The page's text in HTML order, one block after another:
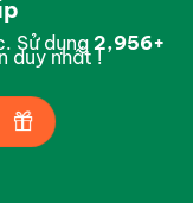
Sử dụng 2,997+
duy nhất !